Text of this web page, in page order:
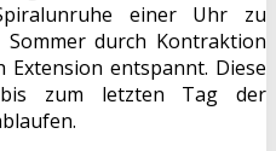
einer Uhr zu
durch Kontraktion
entspannt. Diese
zum letzten Tag der